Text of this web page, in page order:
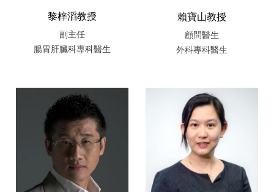
黎梓滔教授
副主任
腸胃肝臟科專科醫生
賴寶山教授
顧問醫生
外科專科醫生